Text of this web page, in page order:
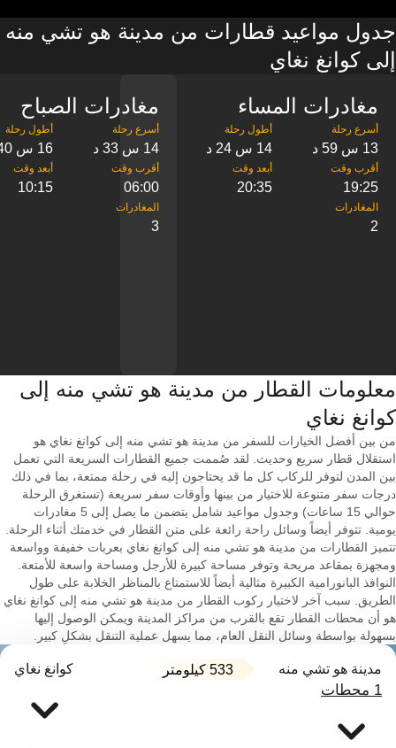
جدول مواعيد قطارات من مدينة هو تشي منه
إلى كوانغ نغاي
مغادرات المساء
13 س 59 د 14 س 24 د
19:25
20:35
2
مغادرات الصباح
14 س 33 د 16 س 40 د
06:00
10:15
3
معلومات القطار من ‎مدينة هو تشي منه إلى
من بين أفضل الخيارات للسفر من مدينة هو تشي منه إلى كوانغ نغاي هو
استقلال قطار سريع وحديث. لقد صُممت جميع القطارات السريعة التي تعمل
بين المدن لتوفر للركاب كل ما قد يحتاجون إليه في رحلة ممتعة، بما في ذلك
درجات سفر متنوعة للاختيار من بينها وأوقات سفر سريعة (تستغرق الرحلة
حوالي 15 ساعات) وجدول مواعيد شامل يتضمن ما يصل إلى 5 مغادرات
يومية. تتوفر أيضاً وسائل راحة رائعة على متن القطار في خدمتك أثناء الرحلة.
تتميز القطارات من مدينة هو تشي منه إلى كوانغ نغاي بعربات خفيفة وواسعة
ومجهزة بمقاعد مريحة وتوفر مساحة كبيرة للأرجل ومساحة واسعة للأمتعة.
النوافذ البانورامية الكبيرة مثالية أيضاً للاستمتاع بالمناظر الخلابة على طول
الطريق. سبب آخر لاختيار ركوب القطار من مدينة هو تشي منه إلى كوانغ نغاي
هو أن محطات القطار تقع بالقرب من مراكز المدينة ويمكن الوصول إليها
بسهولة بواسطة وسائل النقل العام، مما يسهل عملية التنقل بشكلٍ كبير.
مدينة هو تشي منه 533 كيلومتر كوانغ نغاي
1 محطات